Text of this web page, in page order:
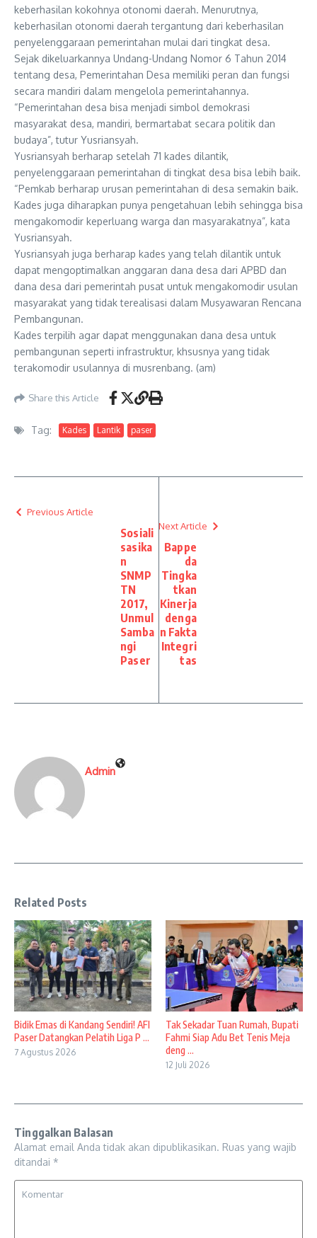
keberhasilan kokohnya otonomi daerah. Menurutnya,
keberhasilan otonomi daerah tergantung dari keberhasilan
penyelenggaraan pemerintahan mulai dari tingkat desa.
Sejak dikeluarkannya Undang-Undang Nomor 6 Tahun 2014
tentang desa, Pemerintahan Desa memiliki peran dan fungsi
secara mandiri dalam mengelola pemerintahannya.
“Pemerintahan desa bisa menjadi simbol demokrasi
masyarakat desa, mandiri, bermartabat secara politik dan
budaya”, tutur Yusriansyah.
Yusriansyah berharap setelah 71 kades dilantik,
penyelenggaraan pemerintahan di tingkat desa bisa lebih baik.
“Pemkab berharap urusan pemerintahan di desa semakin baik.
Kades juga diharapkan punya pengetahuan lebih sehingga bisa
mengakomodir keperluang warga dan masyarakatnya”, kata
Yusriansyah.
Yusriansyah juga berharap kades yang telah dilantik untuk
dapat mengoptimalkan anggaran dana desa dari APBD dan
dana desa dari pemerintah pusat untuk mengakomodir usulan
masyarakat yang tidak terealisasi dalam Musyawaran Rencana
Pembangunan.
Kades terpilih agar dapat menggunakan dana desa untuk
pembangunan seperti infrastruktur, khsusnya yang tidak
terakomodir usulannya di musrenbang. (am)
Share this Article
Tag: Kades Lantik paser
Previous Article
Sosiali
sasika
n
SNMP
TN
2017,
Unmul
Samba
ngi
Paser
Next Article
Bappe
da
Tingka
tkan
Kinerja
denga
n Fakta
Integri
tas
Admin
Related Posts
Bidik Emas di Kandang Sendiri! AFI
Paser Datangkan Pelatih Liga P ...
7 Agustus 2026
Tak Sekadar Tuan Rumah, Bupati
Fahmi Siap Adu Bet Tenis Meja
deng ...
12 Juli 2026
Tinggalkan Balasan
Alamat email Anda tidak akan dipublikasikan. Ruas yang wajib
ditandai *